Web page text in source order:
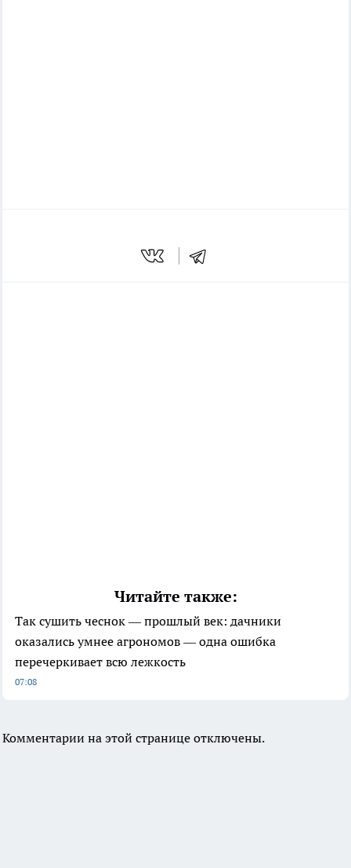
Читайте также:
Так сушить чеснок — прошлый век: дачники
оказались умнее агрономов — одна ошибка
перечеркивает всю лежкость
07:08
Комментарии на этой странице отключены.